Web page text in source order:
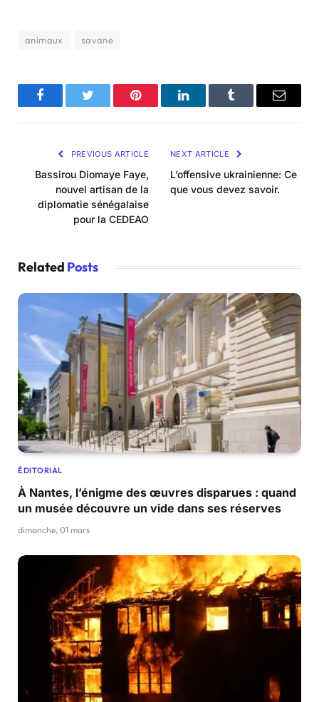
animaux savane
FacebookTwitter Pinterest LinkedInTumblr Email
PREVIOUS ARTICLE
Bassirou Diomaye Faye,
nouvel artisan de la
diplomatie sénégalaise
pour la CEDEAO
NEXT ARTICLE
L’offensive ukrainienne: Ce
que vous devez savoir.
Related Posts
ÉDITORIAL
À Nantes, l’énigme des œuvres disparues : quand
un musée découvre un vide dans ses réserves
dimanche, 01 mars